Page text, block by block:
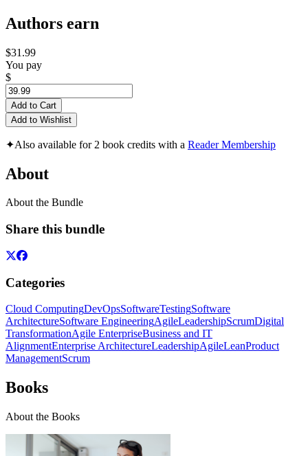
Authors earn
$31.99
You pay
$
Add to Cart
Add to Wishlist
✦Also available for 2 book credits with a Reader Membership
About
About the Bundle
Share this bundle
Categories
Cloud ComputingDevOpsSoftwareTestingSoftware
ArchitectureSoftware EngineeringAgileLeadershipScrumDigital
TransformationAgile EnterpriseBusiness and IT
AlignmentEnterprise ArchitectureLeadershipAgileLeanProduct
ManagementScrum
Books
About the Books